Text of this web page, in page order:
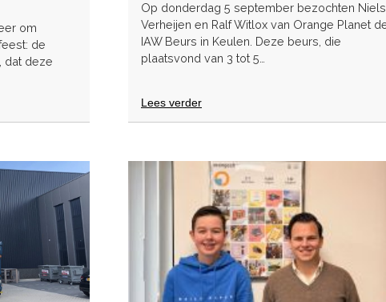
om
de
dat deze
Op donderdag 5 september bezochten Niels
Verheijen en Ralf Witlox van Orange Planet
IAW Beurs in Keulen. Deze beurs, die
plaatsvond van 3 tot 5…
Lees verderover
IAW
Beurs
Keulen